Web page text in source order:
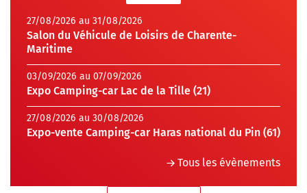
27/08/2026 au 31/08/2026
Salon du Véhicule de Loisirs de Charente-
Maritime
03/09/2026 au 07/09/2026
Expo Camping-car Lac de la Tille (21)
27/08/2026 au 30/08/2026
Expo-vente Camping-car Haras national du Pin (61)
Tous les évènements